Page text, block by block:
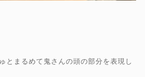
とまるめて鬼さんの頭の部分を表現し